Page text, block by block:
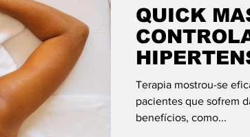
QUICK
Terapia mostrou-se
pacientes que sofrem
benefícios, como...